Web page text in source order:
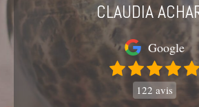
CLAUDIA
Google
122 avis